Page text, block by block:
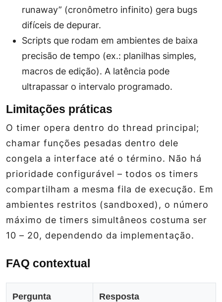
runaway” (cronômetro infinito) gera bugs
difíceis de depurar.
Scripts que rodam em ambientes de baixa
precisão de tempo (ex.: planilhas simples,
macros de edição). A latência pode
ultrapassar o intervalo programado.
Limitações práticas
O timer opera dentro do thread principal;
chamar funções pesadas dentro dele
congela a interface até o término. Não há
prioridade configurável – todos os timers
compartilham a mesma fila de execução. Em
ambientes restritos (sandboxed), o número
máximo de timers simultâneos costuma ser
10 – 20, dependendo da implementação.
FAQ contextual
Pergunta Resposta